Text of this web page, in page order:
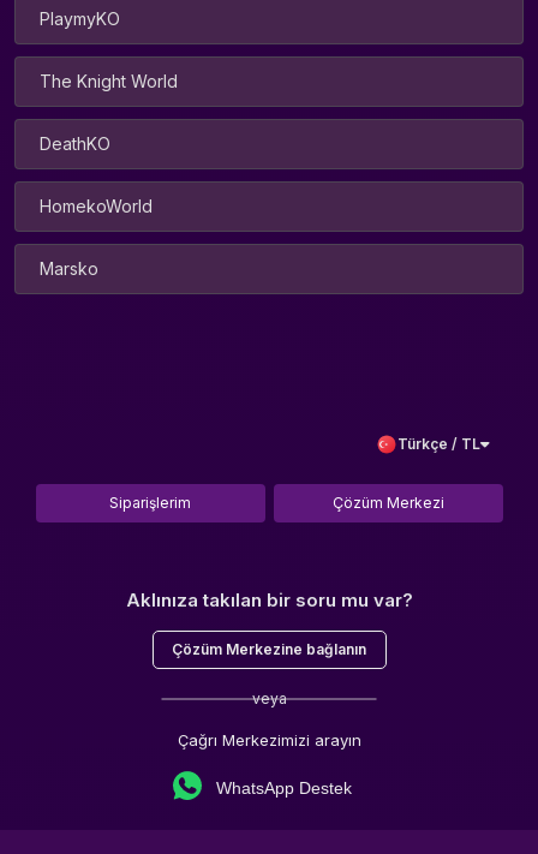
PlaymyKO
The Knight World
DeathKO
HomekoWorld
Marsko
Türkçe / TL
Siparişlerim Çözüm Merkezi
Aklınıza takılan bir soru mu var?
Çözüm Merkezine bağlanın
veya
Çağrı Merkezimizi arayın
WhatsApp Destek